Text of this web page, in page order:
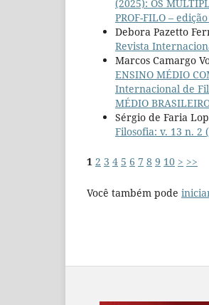
(2025): OS
PROF-FILO –
Debora Pazetto
Revista
Marcos Camargo
ENSINO MÉDIO
Internacional de
MÉDIO
Sérgio de Faria
Filosofia: v. 13 n. 2
1 2 3 4 5 6 7 8 9 10 > >>
Você também pode